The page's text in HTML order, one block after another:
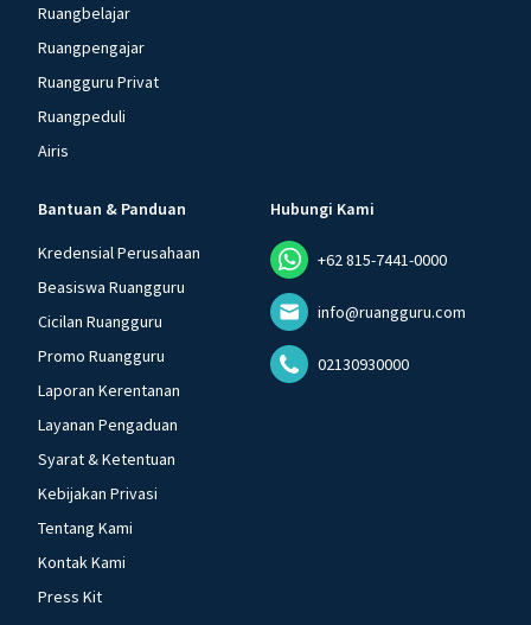
Ruangbelajar
Ruangpengajar
Ruangguru Privat
Ruangpeduli
Airis
Bantuan & Panduan
Kredensial Perusahaan
Beasiswa Ruangguru
Cicilan Ruangguru
Promo Ruangguru
Laporan Kerentanan
Layanan Pengaduan
Syarat & Ketentuan
Kebijakan Privasi
Tentang Kami
Kontak Kami
Press Kit
Hubungi Kami
+62 815-7441-0000
info@ruangguru.com
02130930000